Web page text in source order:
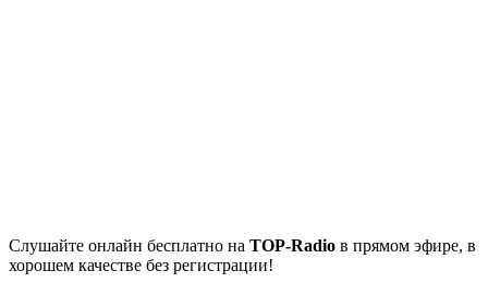
Cлушайте онлайн бесплатно на TOP-Radio в прямом эфире, в
хорошем качестве без регистрации!